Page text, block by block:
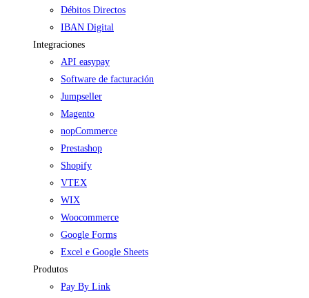
Débitos Directos
IBAN Digital
Integraciones
API easypay
Software de facturación
Jumpseller
Magento
nopCommerce
Prestashop
Shopify
VTEX
WIX
Woocommerce
Google Forms
Excel e Google Sheets
Produtos
Pay By Link